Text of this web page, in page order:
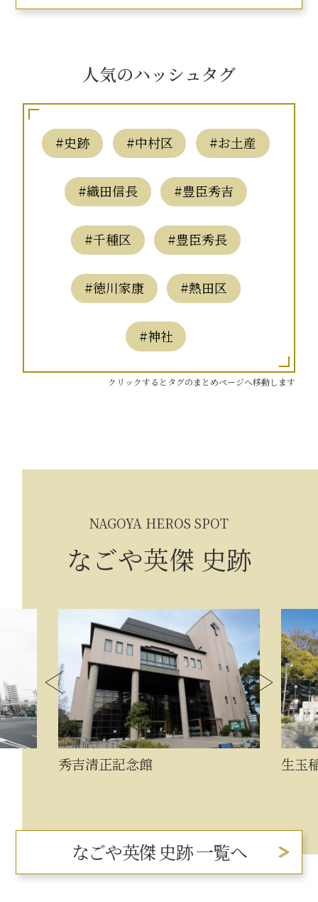
人気のハッシュタグ
#史跡 #中村区 #お土産
#織田信長 #豊臣秀吉
#千種区 #豊臣秀長
#徳川家康 #熱田区
#神社
クリックするとタグのまとめページへ移動します
NAGOYA HEROS SPOT
なごや英傑 史跡
秀吉清正記念館 生玉
なごや英傑 史跡 一覧へ